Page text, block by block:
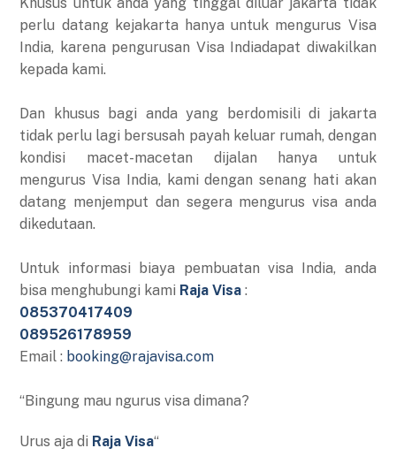
perlu datang kejakarta hanya untuk mengurus Visa
India, karena pengurusan Visa Indiadapat diwakilkan
kepada kami.
Dan khusus bagi anda yang berdomisili di jakarta
tidak perlu lagi bersusah payah keluar rumah, dengan
kondisi macet-macetan dijalan hanya untuk
mengurus Visa India, kami dengan senang hati akan
datang menjemput dan segera mengurus visa anda
dikedutaan.
Untuk informasi biaya pembuatan visa India, anda
bisa menghubungi kami Raja Visa :
085370417409
089526178959
Email : booking@rajavisa.com
“Bingung mau ngurus visa dimana?
Urus aja di Raja Visa“